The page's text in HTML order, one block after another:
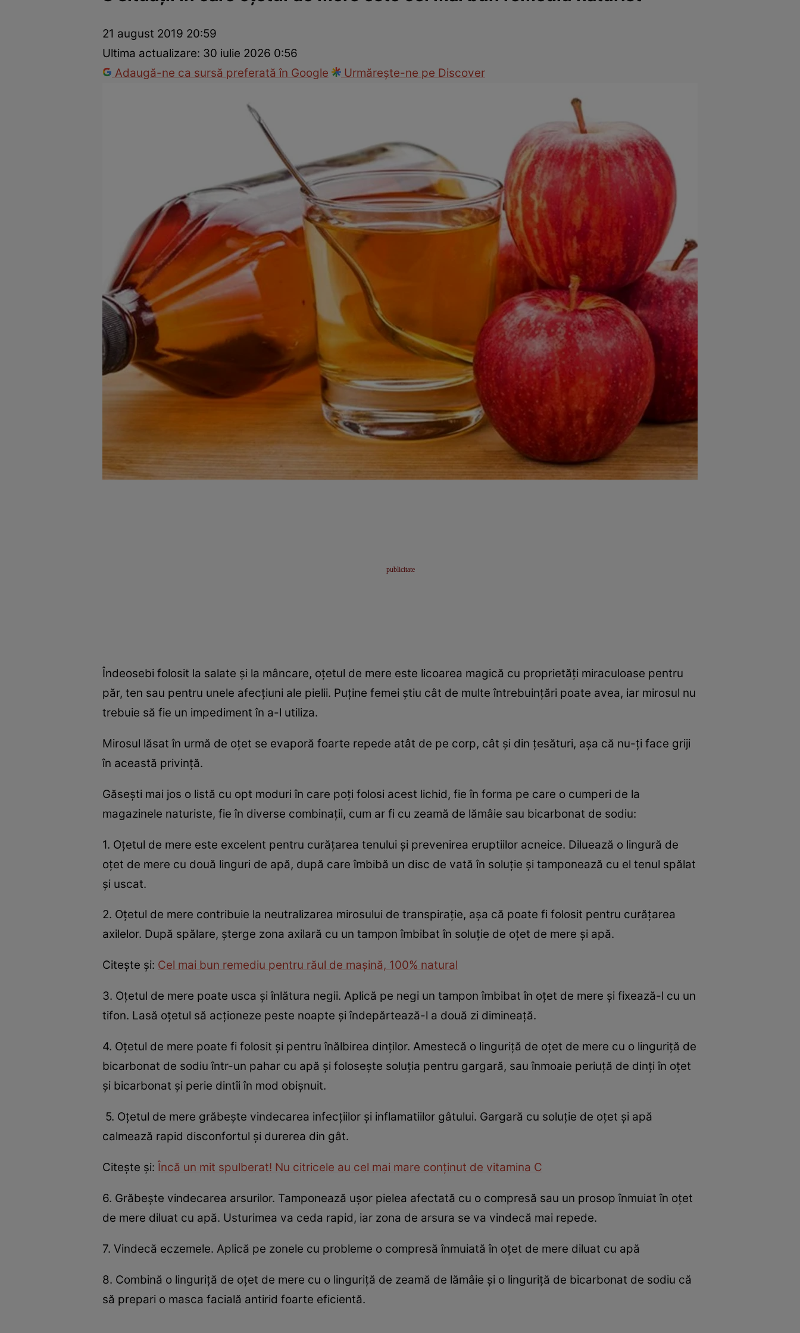
Dezvoltare personalăÎngrijire personalăCasă și grădină
21 august 2019 20:59
Ultima actualizare: 30 iulie 2026 0:56
Adaugă-ne ca sursă preferată în Google
Urmărește-ne pe Discover
Îndeosebi folosit la salate şi la mâncare, oţetul de mere este licoarea magică cu proprietăţi miraculoase pentru
păr, ten sau pentru unele afecţiuni ale pielii. Puţine femei ştiu cât de multe întrebuinţări poate avea, iar mirosul nu
trebuie să fie un impediment în a-l utiliza.
Mirosul lăsat în urmă de oţet se evaporă foarte repede atât de pe corp, cât şi din ţesături, aşa că nu-ţi face griji
în această privinţă.
Găseşti mai jos o listă cu opt moduri în care poţi folosi acest lichid, fie în forma pe care o cumperi de la
magazinele naturiste, fie în diverse combinaţii, cum ar fi cu zeamă de lămâie sau bicarbonat de sodiu:
1. Oţetul de mere este excelent pentru curăţarea tenului şi prevenirea eruptiilor acneice. Diluează o lingură de
oţet de mere cu două linguri de apă, după care îmbibă un disc de vată în soluţie şi tamponează cu el tenul spălat
şi uscat.
2. Oţetul de mere contribuie la neutralizarea mirosului de transpiraţie, aşa că poate fi folosit pentru curăţarea
axilelor. După spălare, şterge zona axilară cu un tampon îmbibat în soluţie de oţet de mere şi apă.
Citeşte şi: Cel mai bun remediu pentru răul de maşină, 100% natural
3. Oţetul de mere poate usca şi înlătura negii. Aplică pe negi un tampon îmbibat în oţet de mere şi fixează-l cu un
tifon. Lasă oţetul să acţioneze peste noapte şi îndepărtează-l a două zi dimineaţă.
4. Oţetul de mere poate fi folosit şi pentru înălbirea dinţilor. Amestecă o linguriţă de oţet de mere cu o linguriţă de
bicarbonat de sodiu într-un pahar cu apă şi foloseşte soluţia pentru gargară, sau înmoaie periuţă de dinţi în oţet
şi bicarbonat şi perie dintîi în mod obişnuit.
5. Oţetul de mere grăbeşte vindecarea infecţiilor şi inflamatiilor gâtului. Gargară cu soluţie de oţet şi apă
calmează rapid disconfortul şi durerea din gât.
Citeşte şi: Încă un mit spulberat! Nu citricele au cel mai mare conţinut de vitamina C
6. Grăbeşte vindecarea arsurilor. Tamponează uşor pielea afectată cu o compresă sau un prosop înmuiat în oţet
de mere diluat cu apă. Usturimea va ceda rapid, iar zona de arsura se va vindecă mai repede.
7. Vindecă eczemele. Aplică pe zonele cu probleme o compresă înmuiată în oţet de mere diluat cu apă
8. Combină o linguriţă de oţet de mere cu o linguriţă de zeamă de lămâie şi o linguriţă de bicarbonat de sodiu că
să prepari o masca facială antirid foarte eficientă.